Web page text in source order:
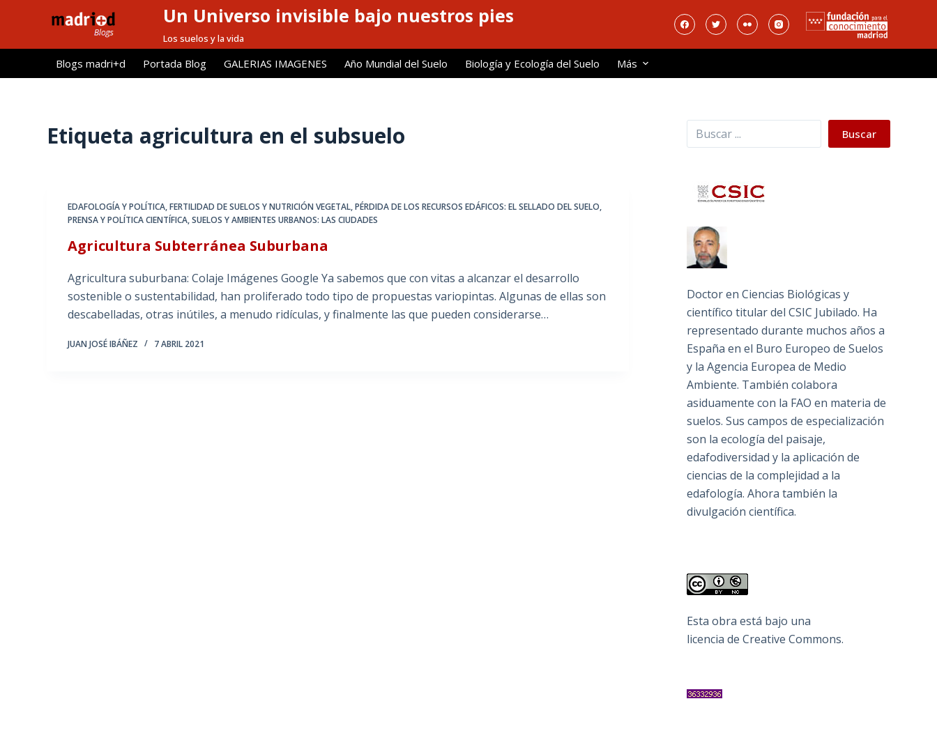
l
Un Universo invisible bajo nuestros pies
Los suelos y la vida
Blogs madri+d Portada Blog GALERIAS IMAGENES Año Mundial del Suelo Biología y Ecología del Suelo Más
Etiqueta agricultura en el subsuelo
EDAFOLOGÍA Y POLÍTICA,FERTILIDAD DE SUELOS Y NUTRICIÓN VEGETAL,PÉRDIDA DE LOS RECURSOS EDÁFICOS: EL SELLADO DEL SUELO,
PRENSA Y POLÍTICA CIENTÍFICA,SUELOS Y AMBIENTES URBANOS: LAS CIUDADES
Agricultura Subterránea Suburbana
Agricultura suburbana: Colaje Imágenes Google Ya sabemos que con vitas a alcanzar el desarrollo
sostenible o sustentabilidad, han proliferado todo tipo de propuestas variopintas. Algunas de ellas son
descabelladas, otras inútiles, a menudo ridículas, y finalmente las que pueden considerarse…
JUAN JOSÉ IBÁÑEZ 7 ABRIL 2021
Buscar Buscar
Doctor en Ciencias Biológicas y
científico titular del CSIC Jubilado. Ha
representado durante muchos años a
España en el Buro Europeo de Suelos
y la Agencia Europea de Medio
Ambiente. También colabora
asiduamente con la FAO en materia de
suelos. Sus campos de especialización
son la ecología del paisaje,
edafodiversidad y la aplicación de
ciencias de la complejidad a la
edafología. Ahora también la
divulgación científica.
Esta obra está bajo una
licencia de Creative Commons.